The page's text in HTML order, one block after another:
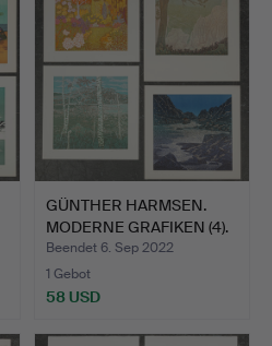
GÜNTHER HARMSEN.
MODERNE GRAFIKEN (4).
Beendet 6. Sep 2022
1 Gebot
58 USD